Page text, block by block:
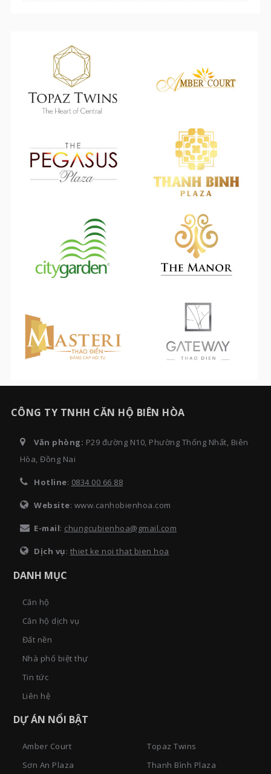
CÔNG TY TNHH CĂN HỘ BIÊN HÒA
Văn phòng: P29 đường N10, Phường Thống Nhất, Biên
Hòa, Đồng Nai
Hotline: 0834 00 66 88
Website: www.canhobienhoa.com
E-mail: chungcubienhoa@gmail.com
Dịch vụ: thiet ke noi that bien hoa
DANH MỤC
Căn hộ
Căn hộ dịch vụ
Đất nền
Nhà phố biệt thự
Tin tức
Liên hệ
DỰ ÁN NỔI BẬT
Amber Court
Topaz Twins
Sơn An Plaza
Thanh Bình Plaza